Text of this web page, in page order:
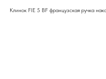
Клинок FIE 5 BF французская ручка